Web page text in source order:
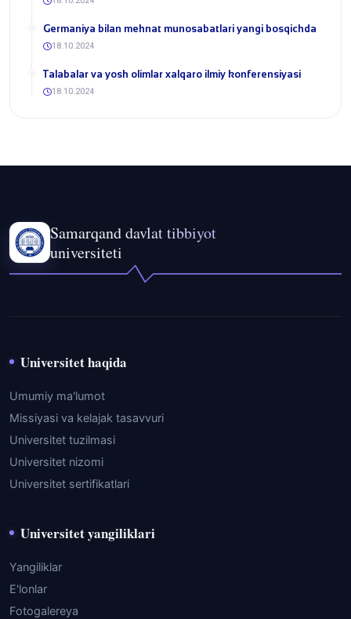
Germaniya bilan mehnat munosabatlari yangi bosqichda
18.10.2024
Talabalar va yosh olimlar xalqaro ilmiy konferensiyasi
18.10.2024
Samarqand davlat tibbiyot
universiteti
Universitet haqida
Umumiy ma'lumot
Missiyasi va kelajak tasavvuri
Universitet tuzilmasi
Universitet nizomi
Universitet sertifikatlari
Universitet yangiliklari
Yangiliklar
E'lonlar
Fotogalereya